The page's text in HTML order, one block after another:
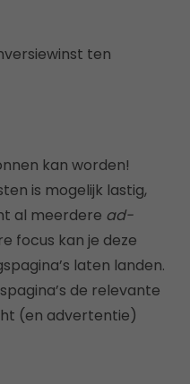
ten
kan worden!
is mogelijk lastig,
al meerdere ad-
focus kan je deze
laten landen.
de relevante
(en advertentie)